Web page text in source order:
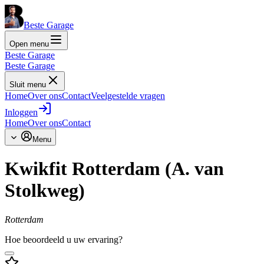
Beste Garage
Open menu
Beste Garage
Beste Garage
Sluit menu
HomeOver onsContactVeelgestelde vragen
Inloggen
HomeOver onsContact
Menu
Kwikfit Rotterdam (A. van
Stolkweg)
Rotterdam
Hoe beoordeeld u uw ervaring?